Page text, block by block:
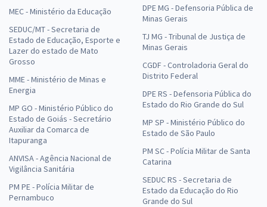
MEC - Ministério da Educação
SEDUC/MT - Secretaria de
Estado de Educação, Esporte e
Lazer do estado de Mato
Grosso
MME - Ministério de Minas e
Energia
MP GO - Ministério Público do
Estado de Goiás - Secretário
Auxiliar da Comarca de
Itapuranga
ANVISA - Agência Nacional de
Vigilância Sanitária
PM PE - Polícia Militar de
Pernambuco
DPE MG - Defensoria Pública de
Minas Gerais
TJ MG - Tribunal de Justiça de
Minas Gerais
CGDF - Controladoria Geral do
Distrito Federal
DPE RS - Defensoria Pública do
Estado do Rio Grande do Sul
MP SP - Ministério Público do
Estado de São Paulo
PM SC - Polícia Militar de Santa
Catarina
SEDUC RS - Secretaria de
Estado da Educação do Rio
Grande do Sul